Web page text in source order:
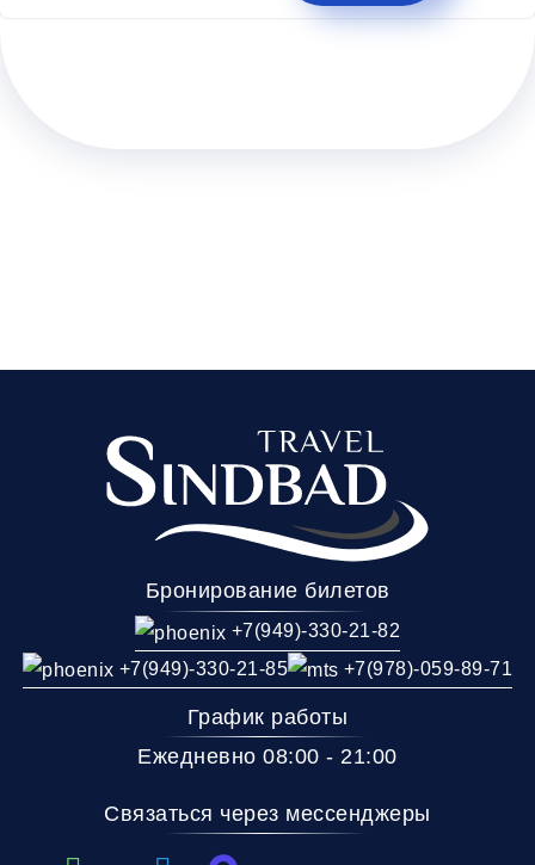
Бронирование билетов
+7(949)-330-21-82
+7(949)-330-21-85
+7(978)-059-89-71
График работы
Ежедневно 08:00 - 21:00
Связаться через мессенджеры